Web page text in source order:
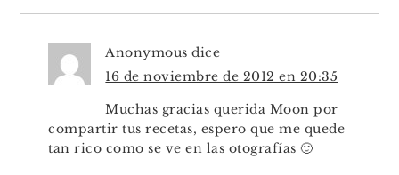
Anonymous dice
16 de noviembre de 2012 en 20:35
Muchas gracias querida Moon por
compartir tus recetas, espero que me quede
tan rico como se ve en las otografías 🙂